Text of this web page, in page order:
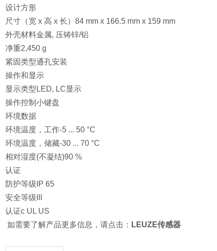
设计方形
尺寸（宽 x 高 x 长）84 mm x 166.5 mm x 159 mm
外壳材料金属, 压铸锌/铝
净重2,450 g
紧固类型通孔安装
操作和显示
显示类型LED, LC显示
操作控制小键盘
环境数据
环境温度，工作-5 ... 50 °C
环境温度，储藏-30 ... 70 °C
相对湿度(不凝结)90 %
认证
防护等级IP 65
安全等级III
认证c UL US
如需要了解产品更多信息，请点击： LEUZE传感器